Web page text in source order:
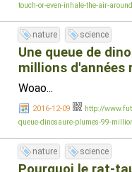
touch-or-even-inhale-the-air-
nature science
Une queue de
millions d'années
Woao...
2016-12-09
http://
queue-dinosaure-plumes-99-
nature science